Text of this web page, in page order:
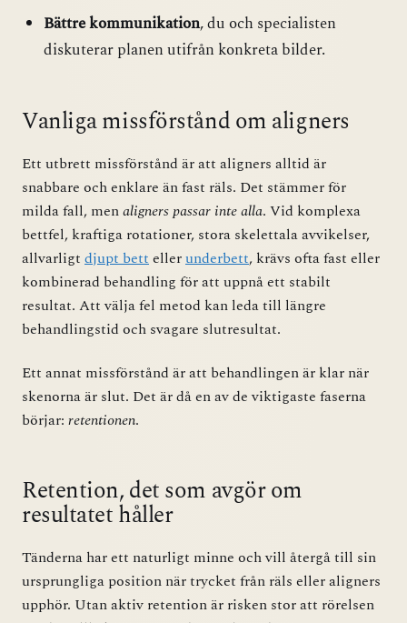
Bättre kommunikation, du och specialisten
diskuterar planen utifrån konkreta bilder.
Vanliga missförstånd om aligners
Ett utbrett missförstånd är att aligners alltid är
snabbare och enklare än fast räls. Det stämmer för
milda fall, menaligners passar inte alla. Vid komplexa
bettfel, kraftiga rotationer, stora skelettala avvikelser,
allvarligt djupt bettellerunderbett, krävs ofta fast eller
kombinerad behandling för att uppnå ett stabilt
resultat. Att välja fel metod kan leda till längre
behandlingstid och svagare slutresultat.
Ett annat missförstånd är att behandlingen är klar när
skenorna är slut. Det är då en av de viktigaste faserna
börjar: retentionen.
Retention, det som avgör om
resultatet håller
Tänderna har ett naturligt minne och vill återgå till sin
ursprungliga position när trycket från räls eller aligners
upphör. Utan aktiv retention är risken stor att rörelsen